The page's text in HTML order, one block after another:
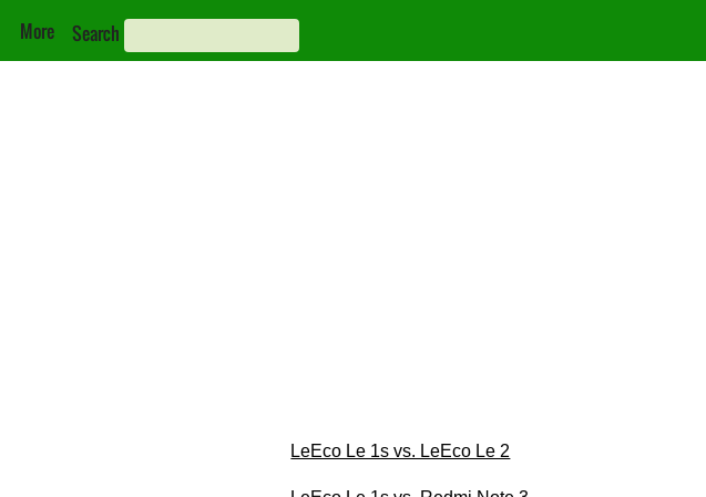
More Search
LeEco Le 1s vs. LeEco Le 2